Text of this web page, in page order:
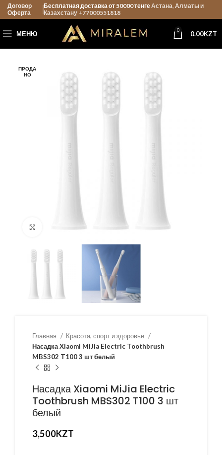
Договор
Оферта
Бесплатная доставка от 50000 тенгеАстана, Алматы и
Казахстану +77000551818
МЕНЮ 0 0.00KZT
ПРОДА
НО
Главная
Красота, спорт и здоровье
Насадка Xiaomi MiJia Electric Toothbrush
MBS302 T100 3 шт белый
Насадка Xiaomi MiJia Electric
Toothbrush MBS302 T100 3 шт
белый
3,500KZT